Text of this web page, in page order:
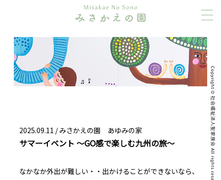
2025.09.11 /みさかえの園 あゆみの家
サマーイベント ～GO感で楽しむ九州の旅～
なかなか外出が難しい・・出かけることができないなら、